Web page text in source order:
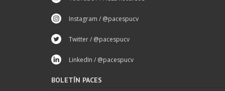
Instagram / @pacespucv
Twitter / @pacespucv
LinkedIn / @pacespucv
BOLETÍN PACES